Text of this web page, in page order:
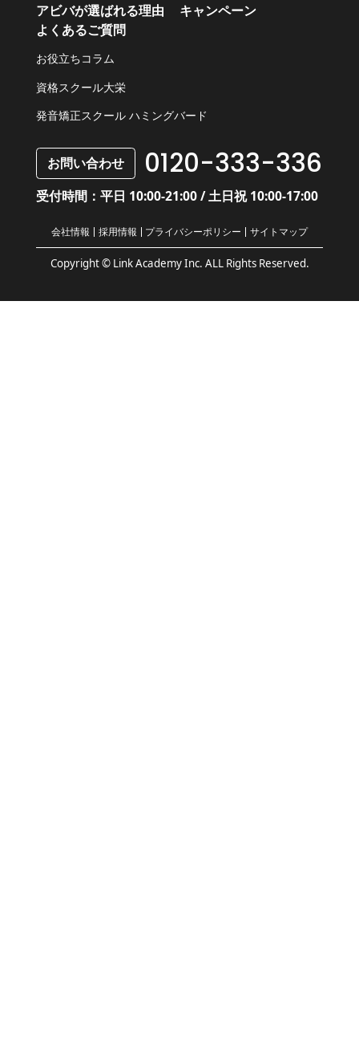
アビバが選ばれる理由
キャンペーン
よくあるご質問
お役立ちコラム
資格スクール大栄
発音矯正スクール ハミングバード
お問い合わせ 0120-333-336
受付時間：平日 10:00-21:00 / 土日祝 10:00-17:00
Copyright © Link Academy Inc. ALL Rights Reserved.
会社情報 採用情報 プライバシーポリシー サイトマップ